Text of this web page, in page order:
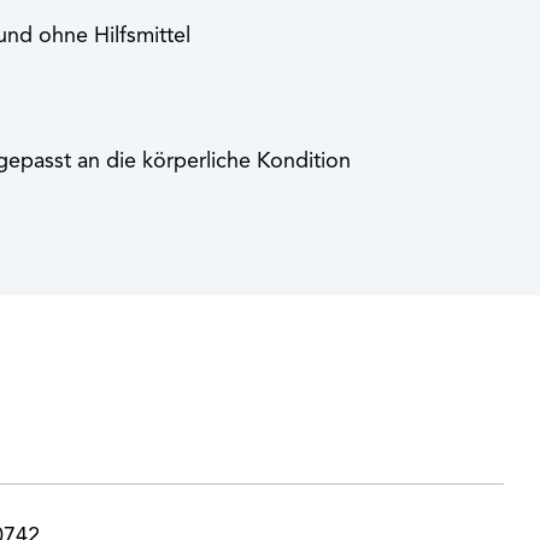
ohne Hilfsmittel
an die körperliche Kondition